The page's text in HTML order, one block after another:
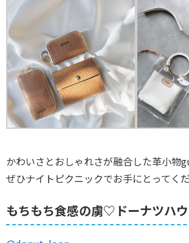
かわいさとおしゃれさが融合した革小物
ぜひナイトピクニックでお手にとってく
もちもち食感の虜♡ドーナツハ